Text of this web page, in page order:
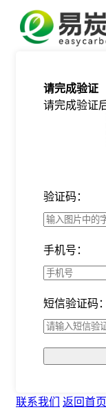
请完成验证
请完成验证
验证码：
手机号：
短信验证码：
联系我们 返回首页